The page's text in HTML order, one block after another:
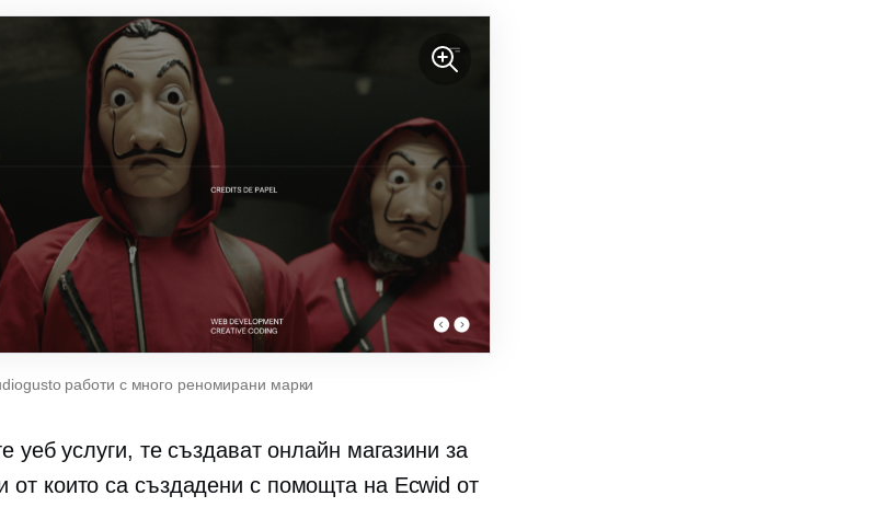
работи с много реномирани марки
уеб услуги, те създават онлайн магазини за
от които са създадени с помощта на Ecwid от